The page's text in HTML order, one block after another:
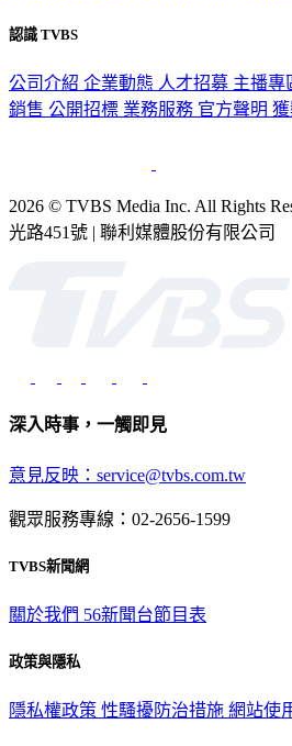
認識 TVBS
公司介紹 企業動態 人才招募 主播專
銷售 公開招標 業務服務 官方聲明
2026 © TVBS Media Inc. All Rights
光路451號 | 聯利媒體股份有限公司
深入時事，一觸即見
意見反映：service@tvbs.com.tw
觀眾服務專線：02-2656-1599
TVBS新聞網
關於我們 56新聞台節目表
政策與隱私
隱私權政策 性騷擾防治措施 網站使